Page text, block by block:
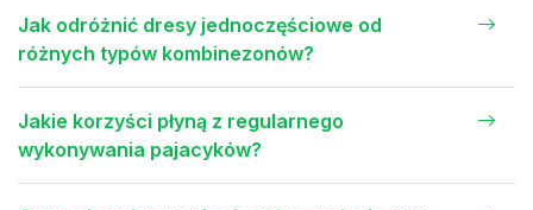
Jak odróżnić dresy jednoczęściowe od
różnych typów kombinezonów?
Jakie korzyści płyną z regularnego
wykonywania pajacyków?